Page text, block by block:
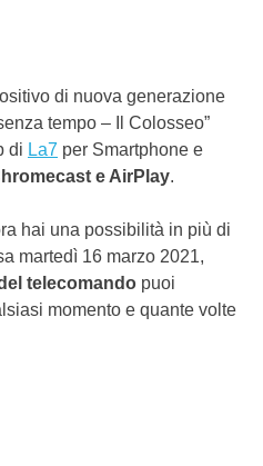
di nuova generazione
tempo – Il Colosseo”
di La7 per Smartphone e
e AirPlay.
hai una possibilità in più di
martedì 16 marzo 2021,
telecomando puoi
momento e quante volte